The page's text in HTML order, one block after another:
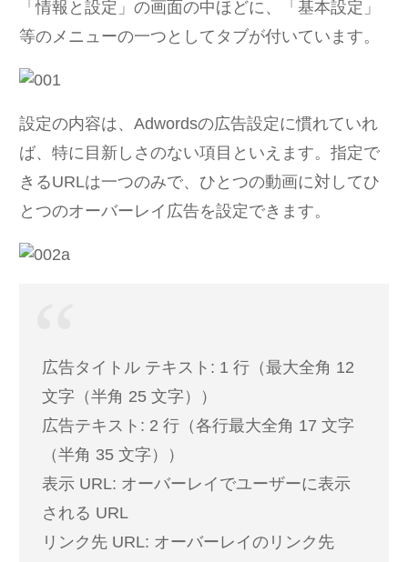
「情報と設定」の画面の中ほどに、「基本設定」
等のメニューの一つとしてタブが付いています。
設定の内容は、Adwordsの広告設定に慣れていれ
ば、特に目新しさのない項目といえます。指定で
きるURLは一つのみで、ひとつの動画に対してひ
とつのオーバーレイ広告を設定できます。
広告タイトル テキスト: 1 行（最大全角 12
文字（半角 25 文字））
広告テキスト: 2 行（各行最大全角 17 文字
（半角 35 文字））
表示 URL: オーバーレイでユーザーに表示
される URL
リンク先 URL: オーバーレイのリンク先